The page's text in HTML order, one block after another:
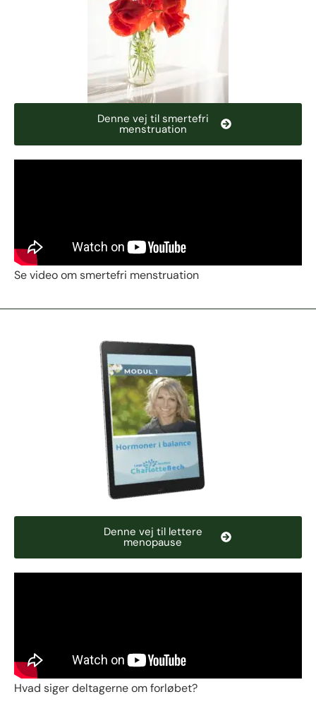
Denne vej til smertefri
menstruation
Se video om smertefri menstruation
Denne vej til lettere
menopause
Hvad siger deltagerne om forløbet?